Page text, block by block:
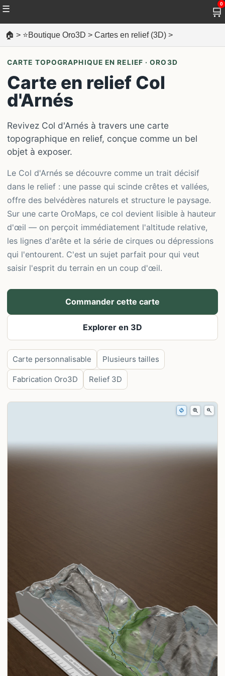
☰ 🛒
0
🏠 > ⭐Boutique Oro3D > Cartes en relief (3D) >
CARTE TOPOGRAPHIQUE EN RELIEF · ORO3D
Carte en relief Col
d'Arnés
Revivez Col d'Arnés à travers une carte
topographique en relief, conçue comme un bel
objet à exposer.
Le Col d'Arnés se découvre comme un trait décisif
dans le relief : une passe qui scinde crêtes et vallées,
offre des belvédères naturels et structure le paysage.
Sur une carte OroMaps, ce col devient lisible à hauteur
d'œil — on perçoit immédiatement l'altitude relative,
les lignes d'arête et la série de cirques ou dépressions
qui l'entourent. C'est un sujet parfait pour qui veut
saisir l'esprit du terrain en un coup d'œil.
Commander cette carte
Explorer en 3D
Carte personnalisable Plusieurs tailles
Fabrication Oro3D Relief 3D